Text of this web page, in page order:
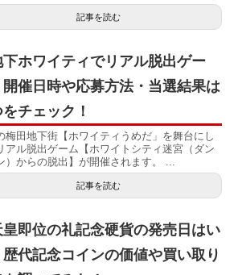
記事を読む
下ホワイティでリアル脱出ゲー
開催日時や応募方法・当選結果は
チェック！
梅田地下街【ホワイティうめだ」を舞台にし
アル脱出ゲーム【ホワイトシティ迷宮（ダン
）からの脱出】が開催されます。 ...
記事を読む
皇即位の礼記念硬貨の発売日はい
代記念コインの価値や買い取り